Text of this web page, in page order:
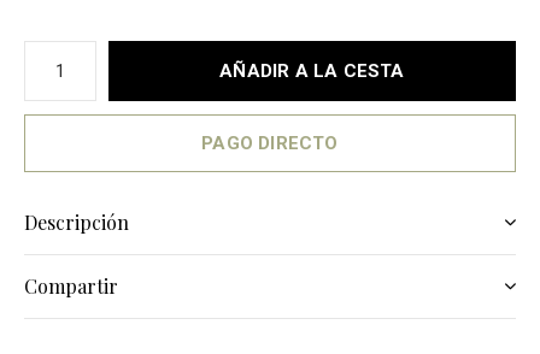
AÑADIR A LA CESTA
PAGO DIRECTO
Descripción
Compartir